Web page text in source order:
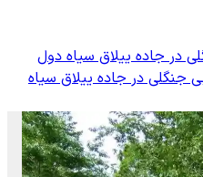
در جاده ییلاق سیاه دول
جنگلی در جاده ییلاق سیاه